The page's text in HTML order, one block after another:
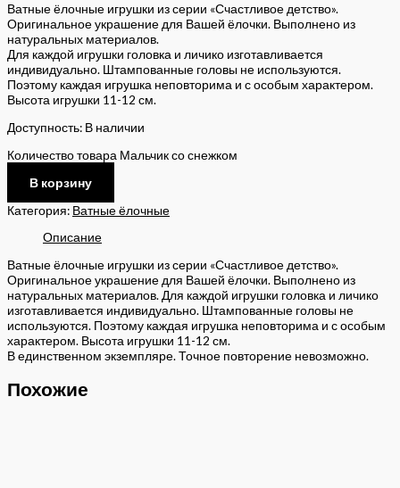
Ватные ёлочные игрушки из серии «Счастливое детство».
Оригинальное украшение для Вашей ёлочки. Выполнено из
натуральных материалов.
Для каждой игрушки головка и личико изготавливается
индивидуально. Штампованные головы не используются.
Поэтому каждая игрушка неповторима и с особым характером.
Высота игрушки 11-12 см.
Доступность: В наличии
Количество товара Мальчик со снежком
В корзину
Категория: Ватные ёлочные
Описание
Ватные ёлочные игрушки из серии «Счастливое детство».
Оригинальное украшение для Вашей ёлочки. Выполнено из
натуральных материалов. Для каждой игрушки головка и личико
изготавливается индивидуально. Штампованные головы не
используются. Поэтому каждая игрушка неповторима и с особым
характером. Высота игрушки 11-12 см.
В единственном экземпляре. Точное повторение невозможно.
Похожие